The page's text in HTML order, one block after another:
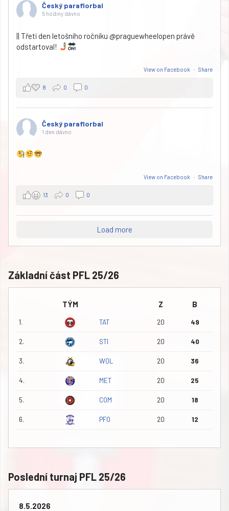
Český paraflorbal
5 hodiny dávno
|| Třetí den letošního ročníku @praguewheelopen právě
odstartoval!
View on Facebook · Share
8 0 0
Český paraflorbal
1 den dávno
View on Facebook · Share
13 0 0
Load more
Základní část PFL 25/26
TÝM Z B
1. TAT 20 49
2. STI 20 40
3. WOL 20 36
4. MET 20 25
5. COM 20 18
6. PFO 20 12
Poslední turnaj PFL 25/26
8.5.2026